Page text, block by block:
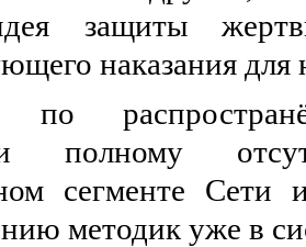
защиты
наказания для
полному
сегменте Сети
методик уже в